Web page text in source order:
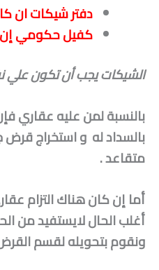
دفتر شيكات ان
كفيل حكومي
الشيكات يجب أن تكون علي
بالنسبة لمن عليه عقاري
بالسداد له و استخراج
متقاعد .
أما إن كان هناك التزام
أغلب الحال لايستفيد
ونقوم بتحويله لقسم